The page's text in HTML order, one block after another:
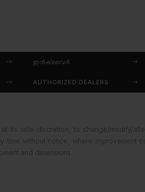
ഇൻക്വൈർ
AUTHORIZED DEALERS